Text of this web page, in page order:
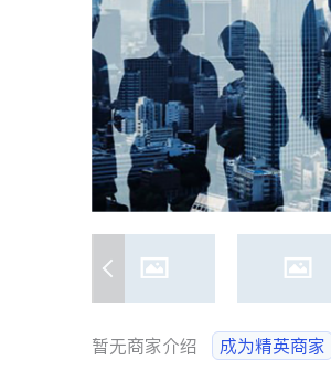
暂无商家介绍 成为精英商家